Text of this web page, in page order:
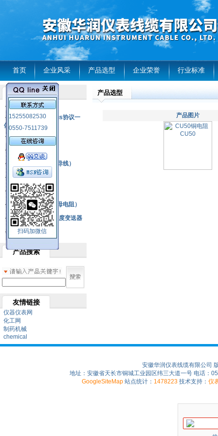
首页 企业风采 产品选型 企业荣誉 行业标准
15255082530
0550-7511739
扫码加微信
产品列表
风电温度传感器
RS485通讯modbus协议一
体化现场智能仪表
热电偶
热电偶补偿电缆（导线）
振动传感器
热电阻
铂热电阻元件（云母电阻）
SBW系列一体化温度变送器
双金属温度计
产品搜索
友情链接
仪器仪表网
化工网
制药机械
chemical
产品选型
产品图片
安徽华润仪表线缆有限公司
地址：安徽省天长市铜城工业园区纬三大道一号 电话：
GoogleSiteMap 站点统计： 1478223 技术支持： 仪